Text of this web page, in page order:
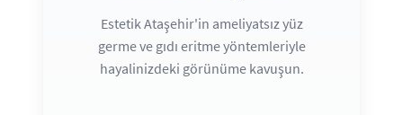
Estetik Ataşehir'in ameliyatsız yüz
germe ve gıdı eritme yöntemleriyle
hayalinizdeki görünüme kavuşun.